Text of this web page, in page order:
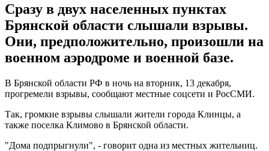
Сразу в двух населенных пунктах
Брянской области слышали взрывы.
Они, предположительно, произошли на
военном аэродроме и военной базе.
В Брянской области РФ в ночь на вторник, 13 декабря,
прогремели взрывы, сообщают местные соцсети и РосСМИ.
Так, громкие взрывы слышали жители города Клинцы, а
также поселка Климово в Брянской области.
"Дома подпрыгнули", - говорит одна из местных жительниц.